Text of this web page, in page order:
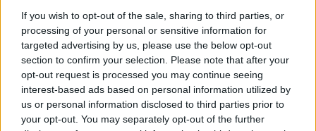
If you wish to opt-out of the sale, sharing to third parties, or
processing of your personal or sensitive information for
targeted advertising by us, please use the below opt-out
section to confirm your selection. Please note that after your
opt-out request is processed you may continue seeing
interest-based ads based on personal information utilized by
us or personal information disclosed to third parties prior to
your opt-out. You may separately opt-out of the further